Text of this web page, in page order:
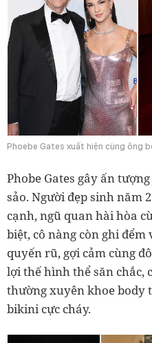
Phoebe Gates xuất hiện cùng ông
Phobe Gates gây ấn
sảo. Người đẹp sinh năm
cạnh, ngũ quan hài hòa
biệt, cô nàng còn ghi đểm
quyến rũ, gợi cảm cùng
lợi thế hình thể săn chắc,
thường xuyên khoe body
bikini cực cháy.